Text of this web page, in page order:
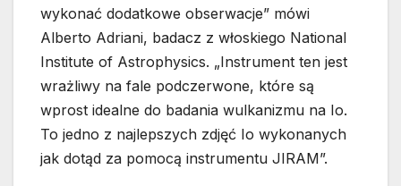
wykonać dodatkowe obserwacje” mówi
Alberto Adriani, badacz z włoskiego National
Institute of Astrophysics. „Instrument ten jest
wrażliwy na fale podczerwone, które są
wprost idealne do badania wulkanizmu na Io.
To jedno z najlepszych zdjęć Io wykonanych
jak dotąd za pomocą instrumentu JIRAM”.